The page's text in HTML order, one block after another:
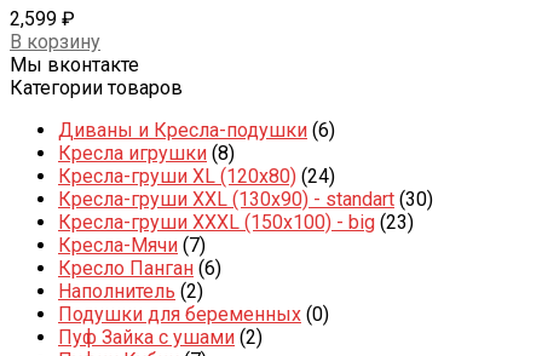
2,599 ₽
В корзину
Мы вконтакте
Категории товаров
Диваны и Кресла-подушки (6)
Кресла игрушки (8)
Кресла-груши XL (120x80) (24)
Кресла-груши XXL (130x90) - standart (30)
Кресла-груши XXXL (150x100) - big (23)
Кресла-Мячи (7)
Кресло Панган (6)
Наполнитель (2)
Подушки для беременных (0)
Пуф Зайка с ушами (2)